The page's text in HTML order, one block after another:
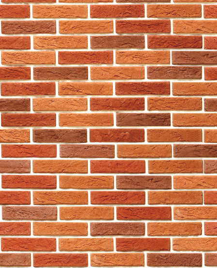
素。Cookies 將於特定時間結束
3. 個人資料收集聲明
本聲明乃遵照《個人資料(私隱
如何使用這些資料和及閣下的
登入本公司網站，即表示同意
任何個人資料的收集將按本公
系統內，而本公司將採取所有
使用於或會被使用於的目的(包
閱該等個人資料，除本個人資
人資料，用戶有權根據載於本
本公司可能會提供接駁第三方
個人資料。一旦離開本公司網
政策行事，而本私隱政策及本
a. 資料收集
閣下作為本公司的顧客，在向
閣下的個人資料。倘有關個人
或產品。